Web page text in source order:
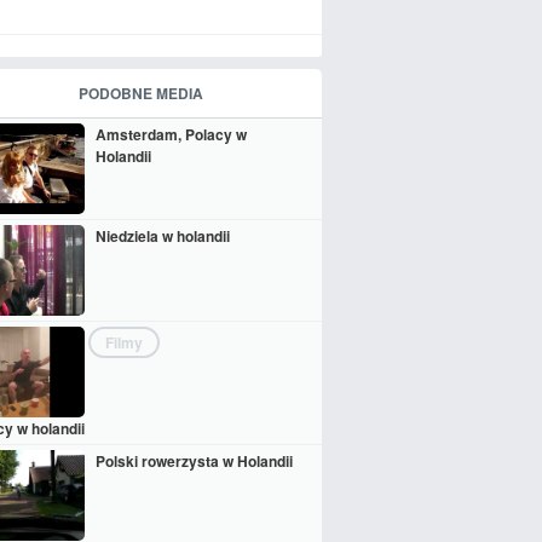
PODOBNE MEDIA
Amsterdam, Polacy w
Holandii
Niedziela w holandii
Filmy
w holandii
Polski rowerzysta w Holandii